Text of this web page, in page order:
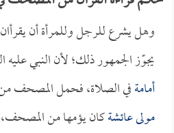
وهل يشرع للرجل وللمرأة أن
يجوّز الجمهور ذلك؛ لأن النبي
أمامةفي الصلاة، فحمل المصحف
مولى عائشةكان يؤمها من